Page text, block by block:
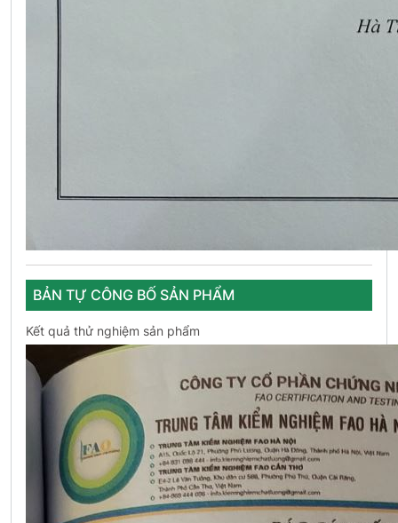
BẢN TỰ CÔNG BỐ SẢN PHẨM
Kết quả thử nghiệm sản phẩm